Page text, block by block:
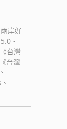
岸好
・
台灣
台灣